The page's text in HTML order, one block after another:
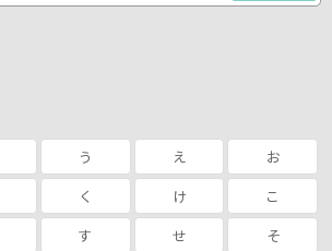
う え
お
く け
こ
す せ
そ